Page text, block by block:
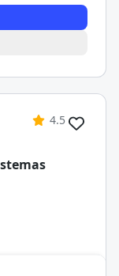
4.5